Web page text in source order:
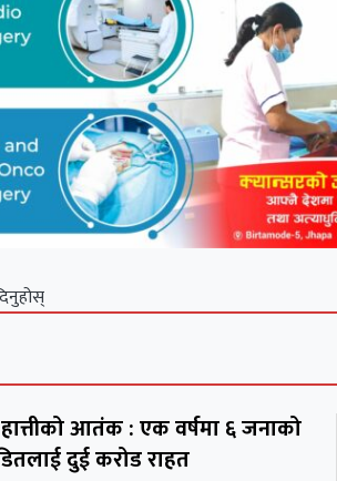
आतंक : एक वर्षमा ६ जनाको
दुई करोड राहत